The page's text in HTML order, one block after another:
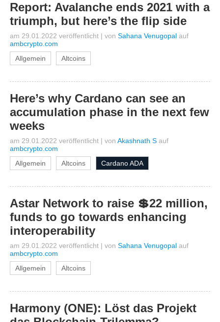
Report: Avalanche ends 2021 with a
triumph, but here’s the flip side
am 29.01.2022 veröffentlicht | von Sahana Venugopal auf
ambcrypto.com
Allgemein
Altcoins
Here’s why Cardano can see an
accumulation phase in the next few
weeks
am 29.01.2022 veröffentlicht | von Akashnath S auf
ambcrypto.com
Allgemein
Altcoins Cardano ADA
Astar Network to raise 💲22 million,
funds to go towards enhancing
interoperability
am 29.01.2022 veröffentlicht | von Sahana Venugopal auf
ambcrypto.com
Allgemein
Altcoins
Harmony (ONE): Löst das Projekt